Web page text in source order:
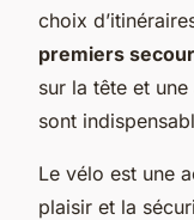
choix
premiers
sur la tête et
sont
Le vélo est une
plaisir et la